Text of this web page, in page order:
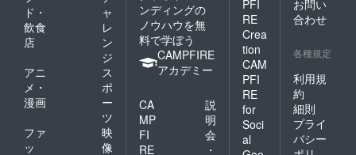
ド・
飲食
店
ャ
レ
ン
ジ
アニ
メ・
漫画
ス
ポ
ー
ツ
ファ
ッ
映
像
ンディングの
ノウハウを無
料で学ぼう
CAMPFIRE
アカデミー
CA
MP
FI
RE
説
明
会
・
PFI
RE
Crea
tion
CAM
PFI
RE
for
Soci
al
お問い
合わせ
各種規定
利用規
約
細則
プライ
バシー